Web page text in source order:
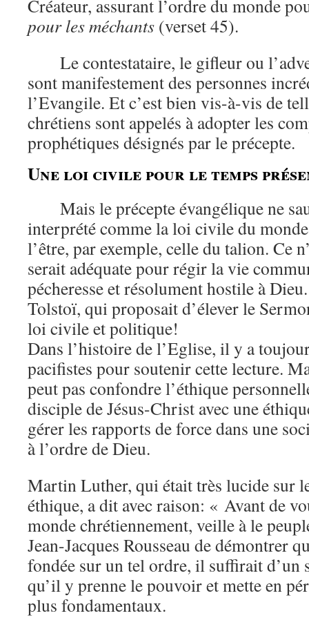
Créateur, assurant l’ordre du monde
pour les méchants (verset 45).
Le contestataire, le gifleur ou
sont manifestement des personnes
l’Evangile. Et c’est bien vis-à-vis de
chrétiens sont appelés à adopter les
prophétiques désignés par le précepte.
Une loi civile pour le temps
Mais le précepte évangélique ne
interprété comme la loi civile du
l’être, par exemple, celle du talion. Ce
serait adéquate pour régir la vie
pécheresse et résolument hostile à
Tolstoï, qui proposait d’élever le
loi civile et politique!
Dans l’histoire de l’Eglise, il y a
pacifistes pour soutenir cette lecture.
peut pas confondre l’éthique
disciple de Jésus-Christ avec une
gérer les rapports de force dans une
à l’ordre de Dieu.
Martin Luther, qui était très lucide sur
éthique, a dit avec raison: « Avant de
monde chrétiennement, veille à le
Jean-Jacques Rousseau de démontrer
fondée sur un tel ordre, il suffirait d’un
qu’il y prenne le pouvoir et mette en
plus fondamentaux.